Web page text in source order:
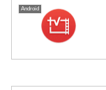
Android